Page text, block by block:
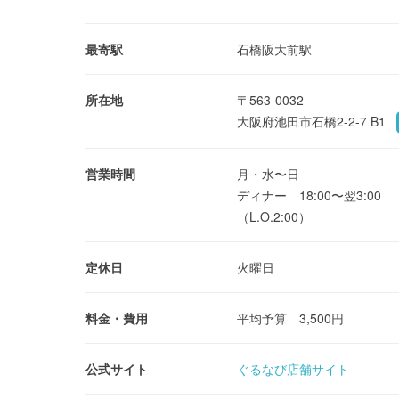
最寄駅 石橋阪大前駅
所在地
〒563-0032
大阪府池田市石橋2-2-7 B1
営業時間
月・水〜日
ディナー 18:00〜翌3:00
（L.O.2:00）
定休日 火曜日
料金・費用 平均予算 3,500円
公式サイト ぐるなび店舗サイト